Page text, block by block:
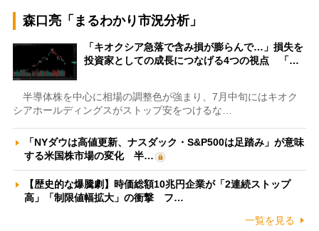
森口亮「まるわかり市況分析」
「キオクシア急落で含み損が膨らんで…」損失を
投資家としての成長につなげる4つの視点 「…
半導体株を中心に相場の調整色が強まり、7月中旬にはキオク
シアホールディングスがストップ安をつけるな…
「NYダウは高値更新、ナスダック・S&P500は足踏み」が意味
する米国株市場の変化 半…
【歴史的な爆騰劇】時価総額10兆円企業が「2連続ストップ
高」「制限値幅拡大」の衝撃 フ…
一覧を見る